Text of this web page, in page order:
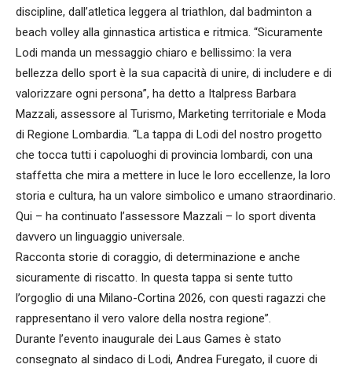
discipline, dall’atletica leggera al triathlon, dal badminton a
beach volley alla ginnastica artistica e ritmica. “Sicuramente
Lodi manda un messaggio chiaro e bellissimo: la vera
bellezza dello sport è la sua capacità di unire, di includere e di
valorizzare ogni persona”, ha detto a Italpress Barbara
Mazzali, assessore al Turismo, Marketing territoriale e Moda
di Regione Lombardia. “La tappa di Lodi del nostro progetto
che tocca tutti i capoluoghi di provincia lombardi, con una
staffetta che mira a mettere in luce le loro eccellenze, la loro
storia e cultura, ha un valore simbolico e umano straordinario.
Qui – ha continuato l’assessore Mazzali – lo sport diventa
davvero un linguaggio universale.
Racconta storie di coraggio, di determinazione e anche
sicuramente di riscatto. In questa tappa si sente tutto
l’orgoglio di una Milano-Cortina 2026, con questi ragazzi che
rappresentano il vero valore della nostra regione”.
Durante l’evento inaugurale dei Laus Games è stato
consegnato al sindaco di Lodi, Andrea Furegato, il cuore di